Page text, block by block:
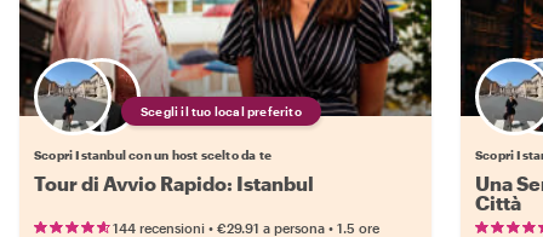
Scegli il tuo local preferito
Scopri Istanbul con un host scelto da te
Tour di Avvio Rapido: Istanbul
144 recensioni • €29.91 a persona • 1.5 ore
Scopri
Una
Città